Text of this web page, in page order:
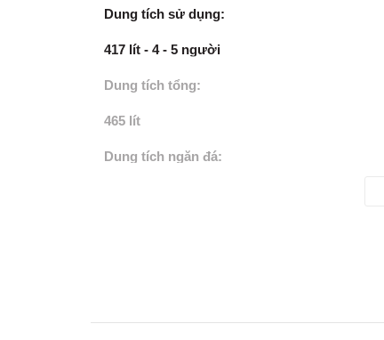
Dung tích sử dụng:
417 lít - 4 - 5 người
Dung tích tổng:
465 lít
Dung tích ngăn đá: